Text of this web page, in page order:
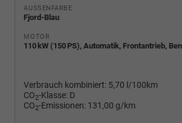
AUSSENFARBE
Fjord-Blau
MOTOR
110 kW (150 PS), Automatik, Frontantrieb,
Verbrauch kombiniert: 5,70 l/100km
CO2-Klasse: D
CO2-Emissionen: 131,00 g/km